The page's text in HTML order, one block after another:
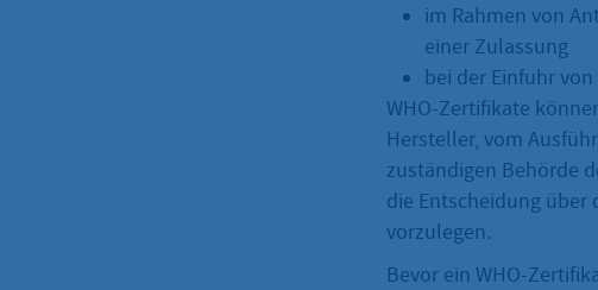
im Rahmen von
einer Zulassung
bei der Einfuhr
WHO-Zertifikate
Hersteller, vom
zuständigen Behörde
die Entscheidung über
vorzulegen.
Bevor ein WHO-